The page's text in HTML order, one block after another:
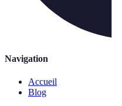
Navigation
Accueil
Blog